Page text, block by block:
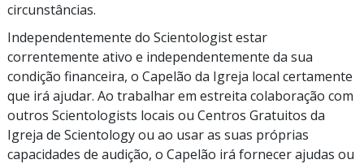
circunstâncias.
Independentemente do Scientologist estar
correntemente ativo e independentemente da sua
condição financeira, o Capelão da Igreja local certamente
que irá ajudar. Ao trabalhar em estreita colaboração com
outros Scientologists locais ou Centros Gratuitos da
Igreja de Scientology ou ao usar as suas próprias
capacidades de audição, o Capelão irá fornecer ajudas ou